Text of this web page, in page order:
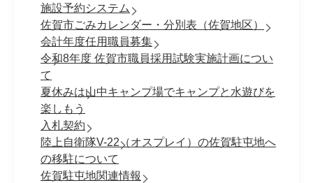
施設予約システム
佐賀市ごみカレンダー・分別表（佐賀地区）
会計年度任用職員募集
令和8年度 佐賀市職員採⽤試験実施計画につい
て
夏休みは山中キャンプ場でキャンプと水遊びを
楽しもう
入札契約
陸上自衛隊V-22（オスプレイ）の佐賀駐屯地へ
の移駐について
佐賀駐屯地関連情報